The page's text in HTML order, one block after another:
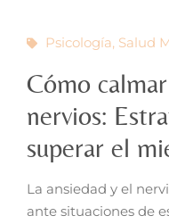
Psicología, Salud
Cómo
nervios:
superar el
La ansiedad y el
ante situaciones de